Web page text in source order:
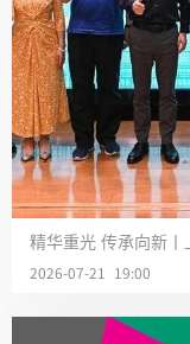
精华重光 传承向新
2026-07-21 19:00